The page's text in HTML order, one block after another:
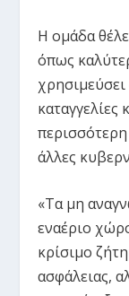
Η ομάδα
όπως
καταγγελίες
άλλες
«Τα μη
εναέριο
κρίσιμο
ασφάλειας,